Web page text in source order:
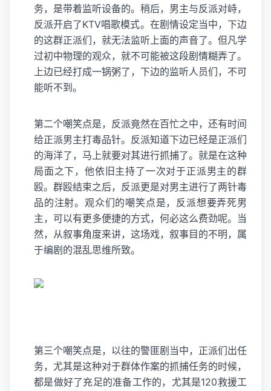
务，是带着监听设备的。稍后，男主与反派对峙，
反派开启了KTV唱歌模式。在剧情设定当中，下边
的这群正派们，就无法监听上面的声音了。但凡学
过初中物理的观众，就不可能被这段剧情糊弄了。
上边已经打成一锅粥了，下边的监听人员们，不可
能听不到。
第二个嘲笑点是，反派竟然在百忙之中，还有时间
给正派男主打毒品针。反派知道下边已经是正派们
的海洋了，马上就要对其进行抓捕了。就是在这种
局面之下，他依旧主持了一次对于正派男主的群
殴。群殴结束之后，反派更是对男主进行了两针毒
品的注射。观众们的嘲笑点是，反派想要弄死男
主，可以有更多便捷的方式，何必这么费劲呢。当
然，从叙事角度来讲，这场戏，叙事目的不明，属
于编剧的混乱思维所致。
第三个嘲笑点是，以往的警匪剧当中，正派们出任
务，尤其是这种对于群体作案的抓捕任务的时候，
都是做好了充足的准备工作的，尤其是120救援工